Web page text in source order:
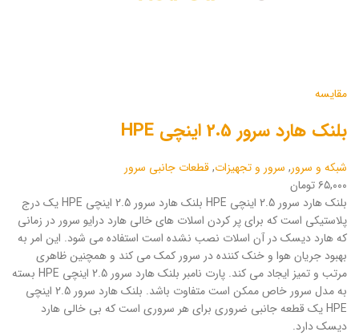
مقایسه
بلنک هارد سرور 2.5 اینچی HPE
شبکه و سرور, سرور و تجهیزات,قطعات جانبی سرور
۶۵,۰۰۰ تومان
بلنک هارد سرور 2.5 اینچی HPE بلنک هارد سرور 2.5 اینچی HPE یک درج
پلاستیکی است که برای پر کردن اسلات های خالی هارد درایو سرور در زمانی
که هارد دیسک در آن اسلات نصب نشده است استفاده می شود. این امر به
بهبود جریان هوا و خنک کننده در سرور کمک می کند و همچنین ظاهری
مرتب و تمیز ایجاد می کند. پارت نامبر بلنک هارد سرور 2.5 اینچی HPE بسته
به مدل سرور خاص ممکن است متفاوت باشد. بلنک هارد سرور 2.5 اینچی
HPE یک قطعه جانبی ضروری برای هر سروری است که بی خالی هارد
دیسک دارد.